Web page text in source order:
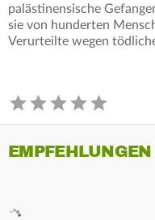
palästinensische
sie von hunderten
Verurteilte wegen
EMPFEHLUNGEN